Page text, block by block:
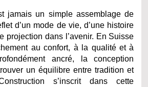
jamais un simple assemblage de
d’un mode de vie, d’une histoire
projection dans l’avenir. En Suisse
au confort, à la qualité et à
ancré, la conception
un équilibre entre tradition et
s’inscrit dans cette